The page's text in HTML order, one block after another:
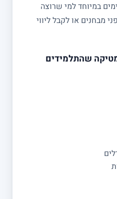
במיוחד למי שרוצה
מבחנים או לקבל ליווי
שהתלמידים